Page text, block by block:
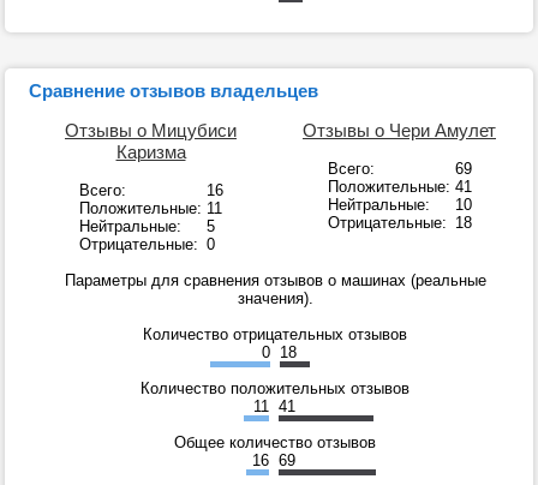
Сравнение отзывов владельцев
Отзывы о Мицубиси
Каризма
Всего:
16
Положительные: 11
Нейтральные:
5
Отрицательные: 0
Отзывы о Чери Амулет
Всего:
69
Положительные: 41
Нейтральные:
10
Отрицательные: 18
Параметры для сравнения отзывов о машинах (реальные
значения).
Количество отрицательных отзывов
0 18
Количество положительных отзывов
11
41
Общее количество отзывов
16 69